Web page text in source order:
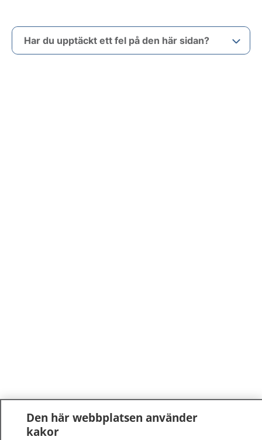
Har du upptäckt ett fel på den här sidan?
Den här webbplatsen använder
kakor